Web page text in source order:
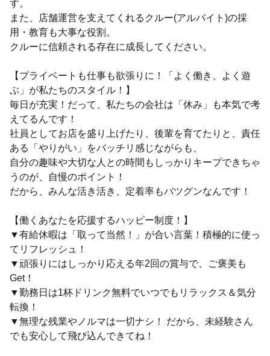
す。
また、店舗運営を支えてくれるクルー(アルバイト)の採
用・教育も大事な役割。
クルーに信頼される存在に成長してください。
【プライベートも仕事も欲張りに！「よく働き、よく遊
ぶ」が私たちのスタイル！】
毎日が充実！だって、私たちの会社は「休み」も本気で考
えてるんです！
社員としてお店を盛り上げたり、後輩を育てたりと、責任
ある「やりがい」をバッチリ感じながらも、
自分の趣味や大切な人との時間もしっかりキープできちゃ
うのが、自慢のポイント！
だから、みんな活き活き、定着率もバツグンなんです！
【働くあなたを応援するハッピー制度！】
▼有給休暇は「取って当然！」が合い言葉！積極的に使っ
てリフレッシュ！
▼頑張りにはしっかり応える年2回の賞与で、ご褒美も
Get！
▼勤務日は1杯ドリンク無料でいつでもリラックス＆気分
転換！
▼無理な残業やノルマは一切ナシ！ だから、未経験さん
でも安心して飛び込んできてね！